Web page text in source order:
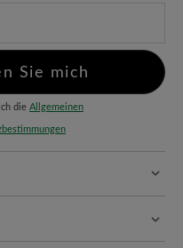
Sie mich
die Allgemeinen
hergestellt.
durch seine Leichtigkeit